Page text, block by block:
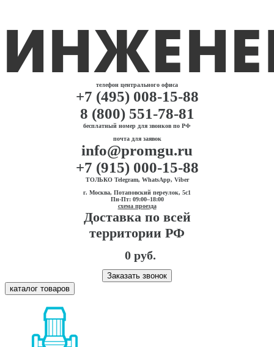
телефон центрального офиса
+7 (495) 008-15-88
8 (800) 551-78-81
бесплатный номер для звонков по РФ
почта для заявок
info@promgu.ru
+7 (915) 000-15-88
ТОЛЬКО Telegram, WhatsApp, Viber
г. Москва, Потаповский переулок, 5с1
Пн-Пт: 09:00–18:00
схема проезда
Доставка по всей
территории РФ
0 руб.
Заказать звонок
каталог товаров